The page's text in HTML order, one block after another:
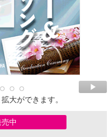
大ができます。
中